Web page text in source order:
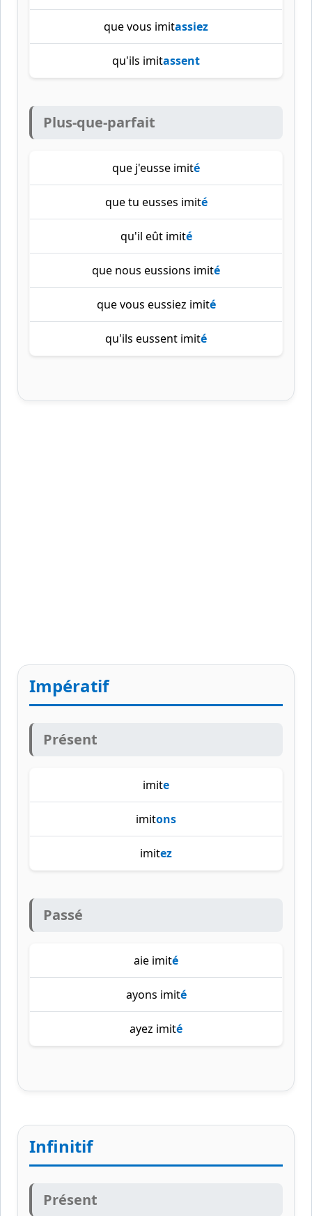
que vous imitassiez
qu'ils imitassent
Plus-que-parfait
que j'eusse imité
que tu eusses imité
qu'il eût imité
que nous eussions imité
que vous eussiez imité
qu'ils eussent imité
Impératif
Présent
imite
imitons
imitez
Passé
aie imité
ayons imité
ayez imité
Infinitif
Présent